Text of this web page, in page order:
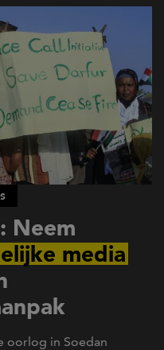
Neem
media
oorlog in Soedan